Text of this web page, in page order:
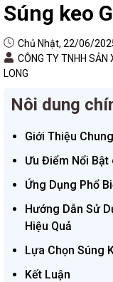
Súng keo
Chủ Nhật, 22/06/
CÔNG TY TNHH SẢN
LONG
Nôi dung
Giới Thiệu
Ưu Điểm Nổi Bật
Ứng Dụng Phổ
Hướng Dẫn Sử
Hiệu Quả
Lựa Chọn Súng
Kết Luận